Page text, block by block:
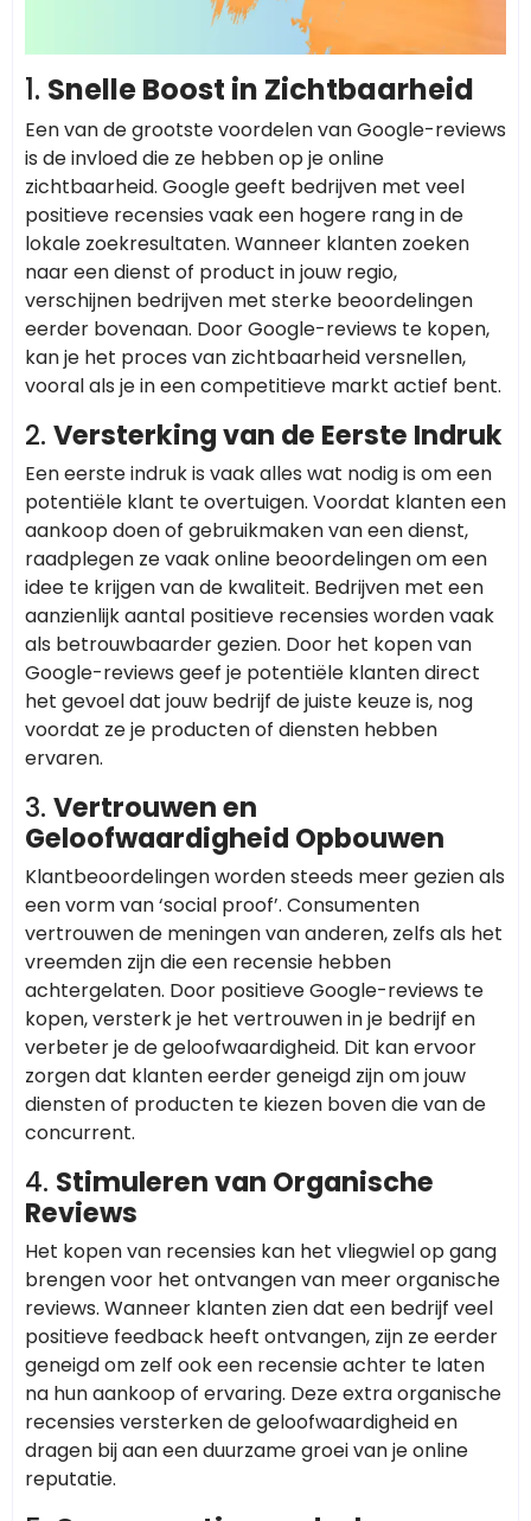
1. Snelle Boost in Zichtbaarheid
Een van de grootste voordelen van Google-reviews
is de invloed die ze hebben op je online
zichtbaarheid. Google geeft bedrijven met veel
positieve recensies vaak een hogere rang in de
lokale zoekresultaten. Wanneer klanten zoeken
naar een dienst of product in jouw regio,
verschijnen bedrijven met sterke beoordelingen
eerder bovenaan. Door Google-reviews te kopen,
kan je het proces van zichtbaarheid versnellen,
vooral als je in een competitieve markt actief bent.
2. Versterking van de Eerste Indruk
Een eerste indruk is vaak alles wat nodig is om een
potentiële klant te overtuigen. Voordat klanten een
aankoop doen of gebruikmaken van een dienst,
raadplegen ze vaak online beoordelingen om een
idee te krijgen van de kwaliteit. Bedrijven met een
aanzienlijk aantal positieve recensies worden vaak
als betrouwbaarder gezien. Door het kopen van
Google-reviews geef je potentiële klanten direct
het gevoel dat jouw bedrijf de juiste keuze is, nog
voordat ze je producten of diensten hebben
ervaren.
3. Vertrouwen en
Geloofwaardigheid Opbouwen
Klantbeoordelingen worden steeds meer gezien als
een vorm van ‘social proof’. Consumenten
vertrouwen de meningen van anderen, zelfs als het
vreemden zijn die een recensie hebben
achtergelaten. Door positieve Google-reviews te
kopen, versterk je het vertrouwen in je bedrijf en
verbeter je de geloofwaardigheid. Dit kan ervoor
zorgen dat klanten eerder geneigd zijn om jouw
diensten of producten te kiezen boven die van de
concurrent.
4. Stimuleren van Organische
Reviews
Het kopen van recensies kan het vliegwiel op gang
brengen voor het ontvangen van meer organische
reviews. Wanneer klanten zien dat een bedrijf veel
positieve feedback heeft ontvangen, zijn ze eerder
geneigd om zelf ook een recensie achter te laten
na hun aankoop of ervaring. Deze extra organische
recensies versterken de geloofwaardigheid en
dragen bij aan een duurzame groei van je online
reputatie.